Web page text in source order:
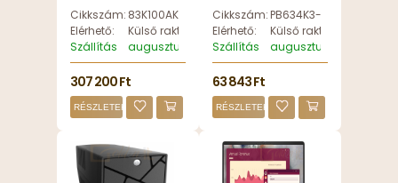
83K100AKHV
Cikkszám: 83K100AKHV
Elérhető:
Külső raktáron
Szállítás
augusztus 13, csütörtök
307 200 Ft
RÉSZLETEK
olvasó 16GB Stormy
Sea - PB634K3-1-
WW
Cikkszám:PB634K3-1-WW
Elérhető:
Külső raktáron
Szállítás
augusztus 13, csütörtök
63 843 Ft
RÉSZLETEK